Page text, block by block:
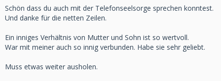
Schön dass du auch mit der Telefonseelsorge sprechen konntest.
Und danke für die netten Zeilen.
Ein inniges Verhältnis von Mutter und Sohn ist so wertvoll.
War mit meiner auch so innig verbunden. Habe sie sehr geliebt.
Muss etwas weiter ausholen.